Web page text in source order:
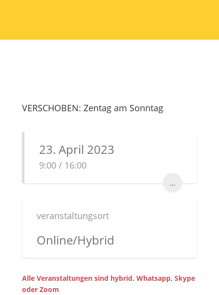
VERSCHOBEN: Zentag am Sonntag
23. April 2023
9:00 / 16:00
...
veranstaltungsort
Online/Hybrid
Alle Veranstaltungen sind hybrid. Whatsapp, Skype
oder Zoom